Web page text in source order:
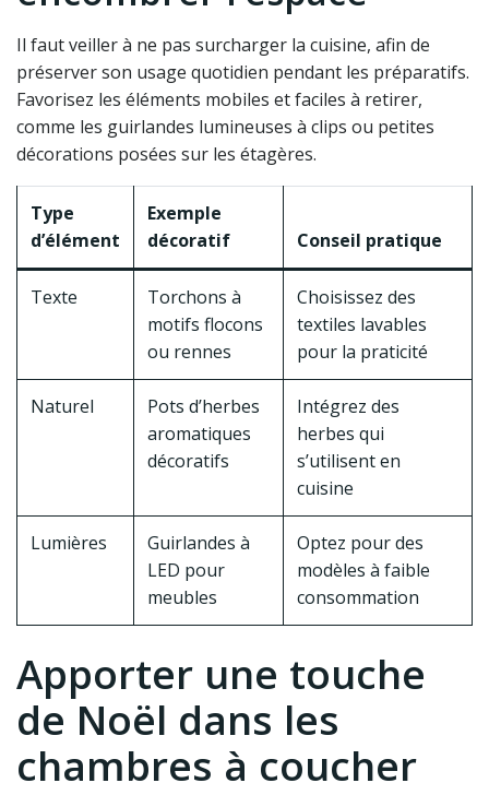
Il faut veiller à ne pas surcharger la cuisine, afin de
préserver son usage quotidien pendant les préparatifs.
Favorisez les éléments mobiles et faciles à retirer,
comme les guirlandes lumineuses à clips ou petites
décorations posées sur les étagères.
Type
d’élément
Exemple
décoratif
Conseil pratique
Texte
Torchons à
motifs flocons
ou rennes
Choisissez des
textiles lavables
pour la praticité
Naturel
Pots d’herbes
aromatiques
décoratifs
Intégrez des
herbes qui
s’utilisent en
cuisine
Lumières
Guirlandes à
LED pour
meubles
Optez pour des
modèles à faible
consommation
Apporter une touche
de Noël dans les
chambres à coucher